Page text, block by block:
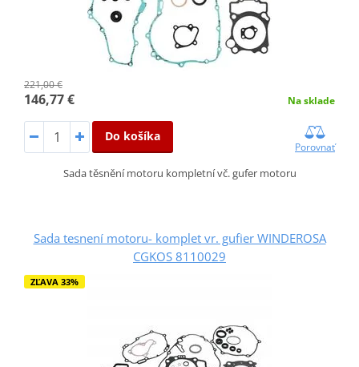
221,00 €
146,77 € Na sklade
Do košíka
Porovnať
Sada těsnění motoru kompletní vč. gufer motoru
Sada tesnení motoru- komplet vr. gufier WINDEROSA
CGKOS 8110029
ZĽAVA 33%